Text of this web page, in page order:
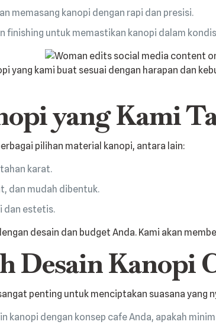
memasang kanopi dengan rapi dan presisi.
finishing untuk memastikan kanopi dalam
yang kami buat sesuai dengan harapan dan
yang Kami
pilihan material kanopi, antara lain:
karat.
dan mudah dibentuk.
dan estetis.
desain dan budget Anda. Kami akan
Kanopi
penting untuk menciptakan suasana
kanopi dengan konsep cafe Anda, apakah